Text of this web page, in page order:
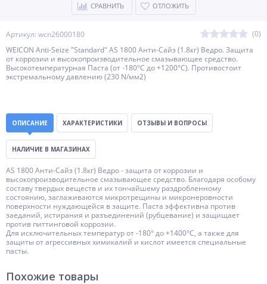
Артикул: wcn26000180
(0)
WEICON Anti-Seize "Standard" AS 1800 Анти-Сайз (1.8кг) Ведро. Защита
от коррозии и высокопроизводительное смазывающее средство.
Высокотемпературная Паста (от -180°С до +1200°С). Противостоит
экстремальному давлению (230 N/мм2)
СРАВНИТЬ ОТЛОЖИТЬ
ОПИСАНИЕ ХАРАКТЕРИСТИКИ ОТЗЫВЫ И ВОПРОСЫ
НАЛИЧИЕ В МАГАЗИНАХ
AS 1800 Анти-Сайз (1.8кг) Ведро - защита от коррозии и
высокопроизводительное смазывающее средство. Благодаря особому
составу твердых веществ и их тончайшему раздробленному
состоянию, заглаживаются микротрещины и микронеровности
поверхности нуждающейся в защите. Паста эффективна против
заеданий, истирания и разъединений (рубцевание) и защищает
против питтинговой коррозии.
Для исключительных температур от -180° до +1400°С, а также для
защиты от агрессивных химикалий и кислот имеется специальные
пасты.
Похожие товары